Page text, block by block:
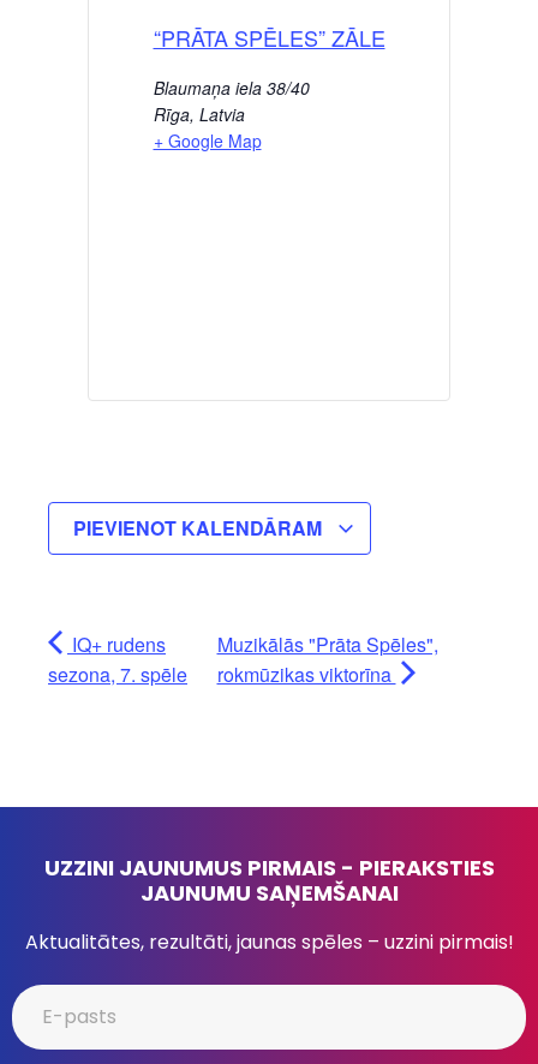
“PRĀTA SPĒLES” ZĀLE
Blaumaņa iela 38/40
Rīga, Latvia
+ Google Map
PIEVIENOT KALENDĀRAM
IQ+ rudens
sezona, 7. spēle
Muzikālās "Prāta Spēles",
rokmūzikas viktorīna
UZZINI JAUNUMUS PIRMAIS - PIERAKSTIES
JAUNUMU SAŅEMŠANAI
Aktualitātes, rezultāti, jaunas spēles – uzzini pirmais!